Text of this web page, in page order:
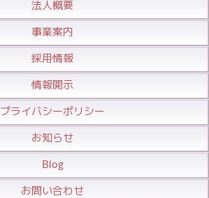
法人概要
事業案内
採用情報
情報開示
プライバシーポリシー
お知らせ
Blog
お問い合わせ